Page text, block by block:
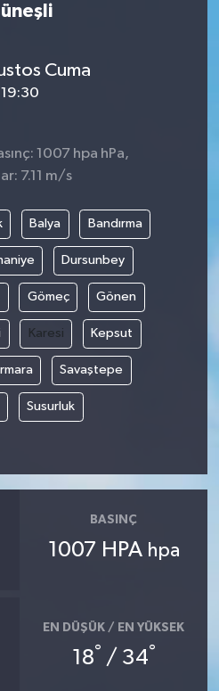
Cuma
19:30
1007 hpa hPa,
7.11 m/s
Balya Bandırma
Dursunbey
Gömeç Gönen
Karesi Kepsut
Savaştepe
Susurluk
BASINÇ
1007 HPA hpa
EN DÜŞÜK / EN YÜKSEK
18° / 34°